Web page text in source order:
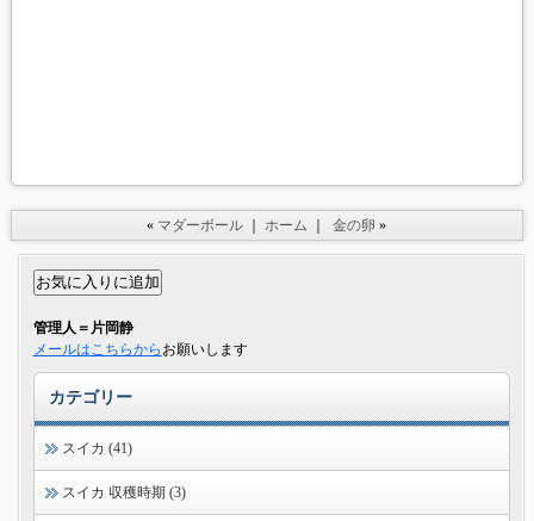
« マダーボール ｜ ホーム ｜金の卵 »
管理人＝片岡静
メールはこちらから お願いします
カテゴリー
スイカ (41)
スイカ 収穫時期 (3)